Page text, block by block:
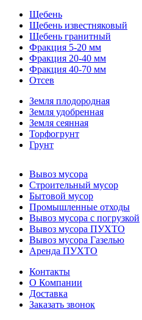
Щебень
Щебень известняковый
Щебень гранитный
Фракция 5-20 мм
Фракция 20-40 мм
Фракция 40-70 мм
Отсев
Земля плодородная
Земля удобренная
Земля сеянная
Торфогрунт
Грунт
Вывоз мусора
Строительный мусор
Бытовой мусор
Промышленные отходы
Вывоз мусора с погрузкой
Вывоз мусора ПУХТО
Вывоз мусора Газелью
Аренда ПУХТО
Контакты
О Компании
Доставка
Заказать звонок